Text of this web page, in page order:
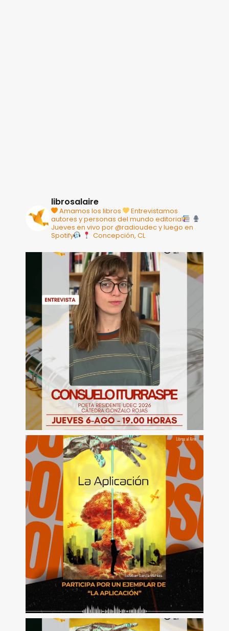
librosalaire
Amamos los libros
Entrevistamos
autores y personas del mundo editorial
Jueves en vivo por @radioudec y luego en
Spotify
Concepción, CL